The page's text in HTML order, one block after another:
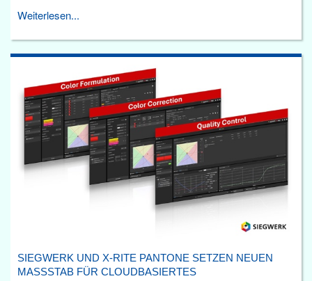
Weiterlesen...
SIEGWERK UND X-RITE PANTONE SETZEN NEUEN
MASSSTAB FÜR CLOUDBASIERTES F